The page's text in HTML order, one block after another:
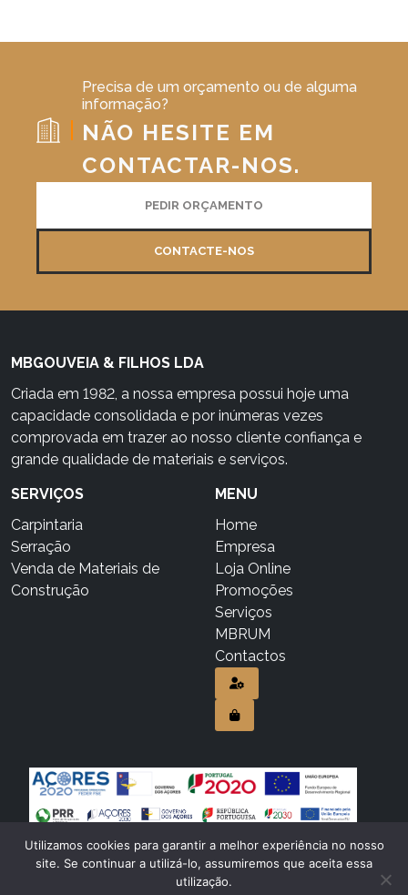
Precisa de um orçamento ou de alguma
informação?
NÃO HESITE EM
CONTACTAR-NOS.
PEDIR ORÇAMENTO
CONTACTE-NOS
MBGOUVEIA & FILHOS LDA
Criada em 1982, a nossa empresa possui hoje uma
capacidade consolidada e por inúmeras vezes
comprovada em trazer ao nosso cliente confiança e
grande qualidade de materiais e serviços.
SERVIÇOS
Carpintaria
Serração
Venda de Materiais de
Construção
MENU
Home
Empresa
Loja Online
Promoções
Serviços
MBRUM
Contactos
© 2026 MBGouveia & Filhos, LDA. Todos os direitos reservados.
Termos e Condições Livro de Reclamações
Utilizamos cookies para garantir a melhor experiência no nosso
site. Se continuar a utilizá-lo, assumiremos que aceita essa
utilização.